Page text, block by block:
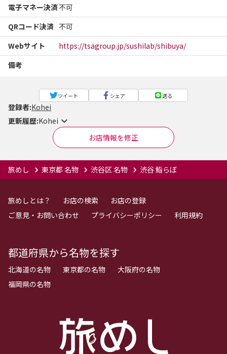
電子マネー決済不可
QRコード決済 不可
Webサイト
https://tsagroup.jp/sushilab/shibuya/
備考
ツイート シェア 送る
登録者:Kohei
更新履歴:Kohei
お店情報を修正
旅めし 東京都 名物 渋谷区 名物 渋谷 鮨らぼ
旅めしとは？ お店の検索
お店の登録
ご意見・お問い合わせ
プライバシーポリシー 利用規約
都道府県から名物を探す
北海道の名物 東京都の名物
大阪府の名物
福岡県の名物